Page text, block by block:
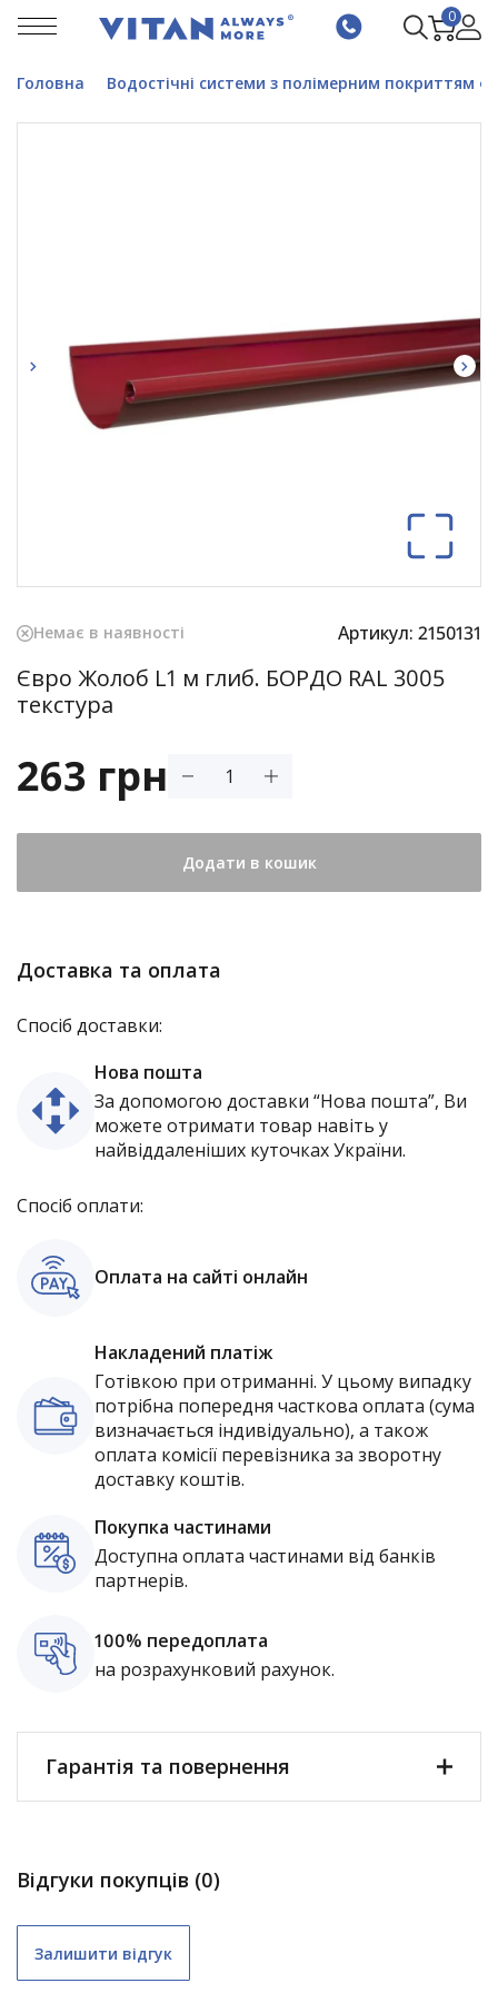
0
Головна Водостічні системи з полімерним покриттям
Немає в наявності Артикул: 2150131
Євро Жолоб L1 м глиб. БОРДО RAL 3005
текстура
263 грн
Додати в кошик
Доставка та оплата
Спосіб доставки:
Нова пошта
За допомогою доставки “Нова пошта”, Ви
можете отримати товар навіть у
найвіддаленіших куточках України.
Спосіб оплати:
Оплата на сайті онлайн
Накладений платіж
Готівкою при отриманні. У цьому випадку
потрібна попередня часткова оплата (сума
визначається індивідуально), а також
оплата комісії перевізника за зворотну
доставку коштів.
Покупка частинами
Доступна оплата частинами від банків
партнерів.
100% передоплата
на розрахунковий рахунок.
Гарантія та повернення
Відгуки покупців (0)
Залишити відгук